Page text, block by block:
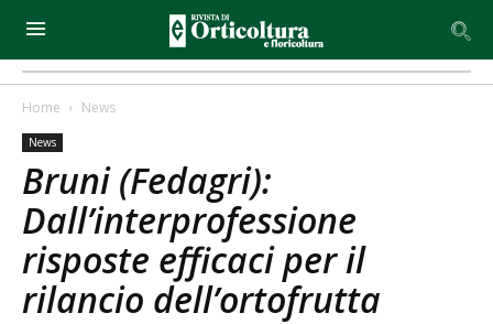
Home News
News
Bruni (Fedagri):
Dall’interprofessione
risposte efficaci per il
rilancio dell’ortofrutta